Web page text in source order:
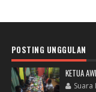
POSTING UNGGULAN
KETUA
Suara